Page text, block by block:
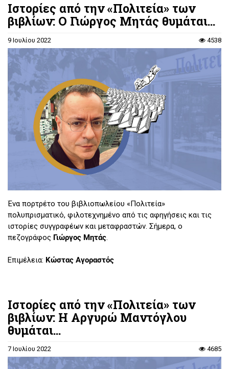
Ιστορίες από την «Πολιτεία» των
βιβλίων: Ο Γιώργος Μητάς θυμάται...
9 Ιουλίου 2022 4538
Ένα πορτρέτο του βιβλιοπωλείου «Πολιτεία»
πολυπρισματικό, φιλοτεχνημένο από τις αφηγήσεις και τις
ιστορίες συγγραφέων και μεταφραστών. Σήμερα, ο
πεζογράφος Γιώργος Μητάς.
Επιμέλεια: Κώστας Αγοραστός
Ιστορίες από την «Πολιτεία» των
βιβλίων: Η Αργυρώ Μαντόγλου
θυμάται...
7 Ιουλίου 2022 4685